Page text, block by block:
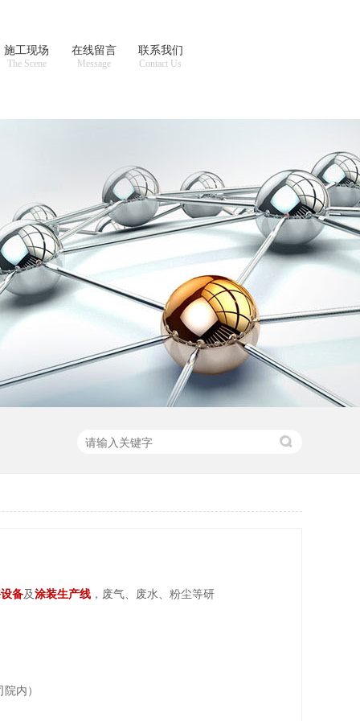
施工现场
The Scene
在线留言
Message
联系我们
Contact Us
备及涂装生产线 ，废气、废水、粉尘等研
内）